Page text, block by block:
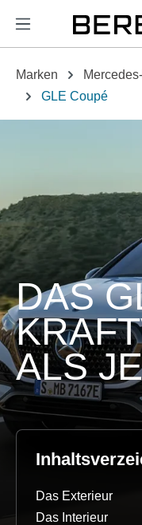
springen
Marken
GLE Coupé
DAS
ALS
Das Exterieur
Das Interieur